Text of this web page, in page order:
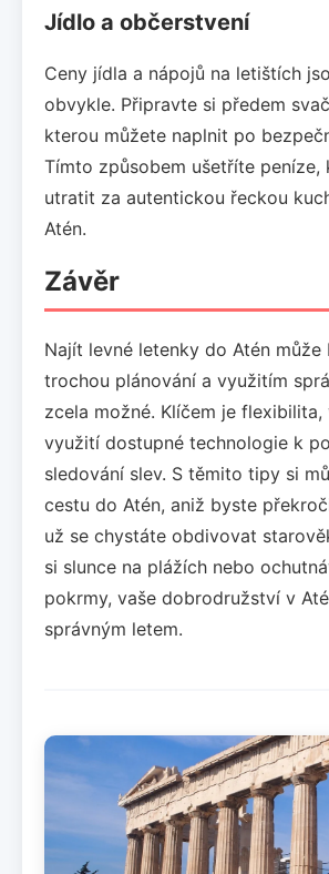
Jídlo a občerstvení
Ceny jídla a nápojů na letištích
obvykle. Připravte si předem
kterou můžete naplnit po
Tímto způsobem ušetříte peníze,
utratit za autentickou řeckou
Atén.
Závěr
Najít levné letenky do Atén
trochou plánování a využitím
zcela možné. Klíčem je flexibilita,
využití dostupné technologie k
sledování slev. S těmito tipy si
cestu do Atén, aniž byste
už se chystáte obdivovat
si slunce na plážích nebo
pokrmy, vaše dobrodružství v
správným letem.